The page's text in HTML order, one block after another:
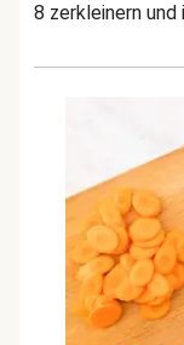
8 zerkleinern und